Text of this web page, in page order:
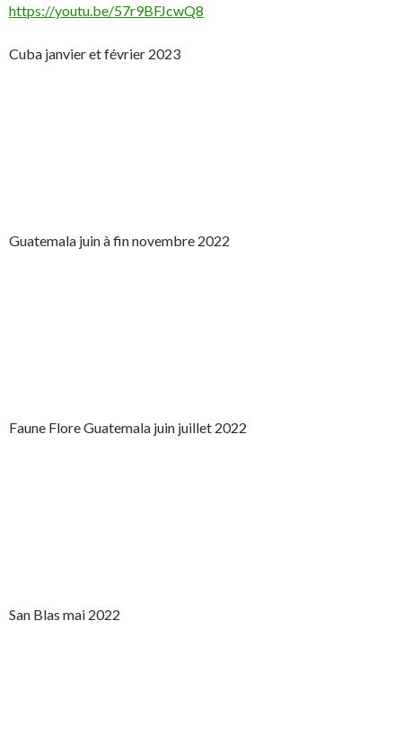
https://youtu.be/57r9BFJcwQ8
Cuba janvier et février 2023
Guatemala juin à fin novembre 2022
Faune Flore Guatemala juin juillet 2022
San Blas mai 2022